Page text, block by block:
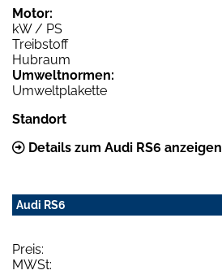
Motor:
kW / PS
Treibstoff
Hubraum
Umweltnormen:
Umweltplakette
Standort
Details zum Audi RS6 anzeigen
Audi RS6
Preis:
MWSt: